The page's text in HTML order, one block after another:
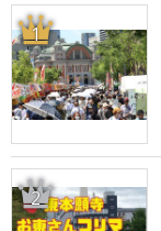
1
2